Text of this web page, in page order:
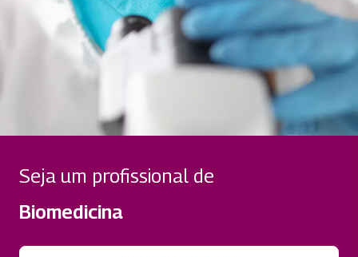
FUNDAMENTOS E TECNICAS DE
REPRODUÇÃO ASSISTIDA
TCC EM BIOMEDICINA
Seja um profissional de
Biomedicina